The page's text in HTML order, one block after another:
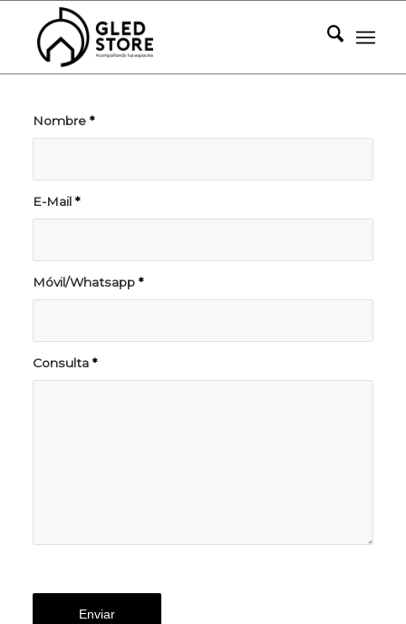
Nombre *
E-Mail *
Móvil/Whatsapp *
Consulta *